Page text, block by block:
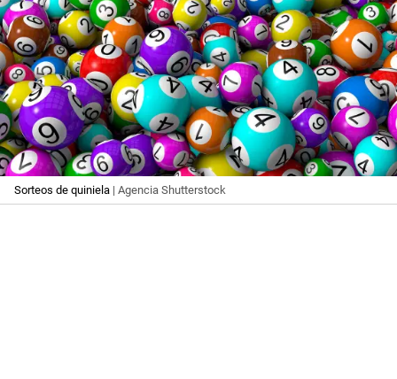
Sorteos de quiniela | Agencia Shutterstock